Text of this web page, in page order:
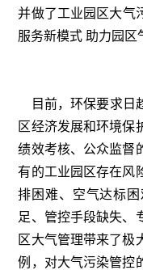
并做了工业园区大
服务新模式 助力园区
目前，环保要求日
区经济发展和环境保
绩效考核、公众监督
有的工业园区存在风
排困难、空气达标
足、管控手段缺失、
区大气管理带来了极
例，对大气污染管控